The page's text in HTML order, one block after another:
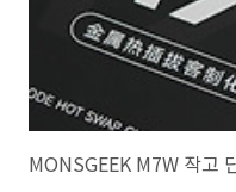
MONSGEEK M7W 작고